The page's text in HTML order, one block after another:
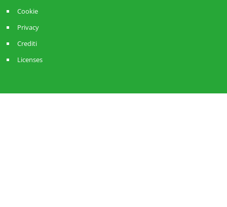
Cookie
Privacy
Crediti
Licenses